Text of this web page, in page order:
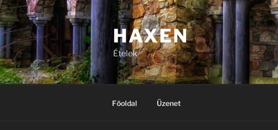
Tartalomhoz
HAXEN
Ételek
Főoldal Üzenet